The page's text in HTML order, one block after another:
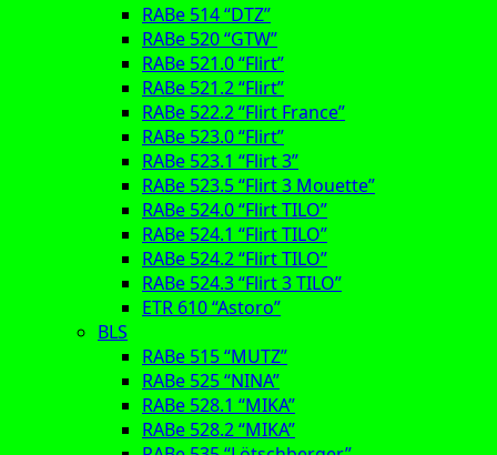
RABe 514 “DTZ”
RABe 520 “GTW”
RABe 521.0 “Flirt”
RABe 521.2 “Flirt”
RABe 522.2 “Flirt France”
RABe 523.0 “Flirt”
RABe 523.1 “Flirt 3”
RABe 523.5 “Flirt 3 Mouette”
RABe 524.0 “Flirt TILO”
RABe 524.1 “Flirt TILO”
RABe 524.2 “Flirt TILO”
RABe 524.3 “Flirt 3 TILO”
ETR 610 “Astoro”
BLS
RABe 515 “MUTZ”
RABe 525 “NINA”
RABe 528.1 “MIKA”
RABe 528.2 “MIKA”